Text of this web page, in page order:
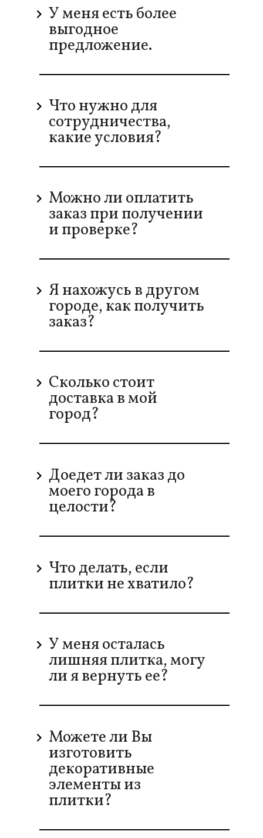
У меня есть более
выгодное
предложение.
Что нужно для
сотрудничества,
какие условия?
Можно ли оплатить
заказ при получении
и проверке?
Я нахожусь в другом
городе, как получить
заказ?
Сколько стоит
доставка в мой
город?
Доедет ли заказ до
моего города в
целости?
Что делать, если
плитки не хватило?
У меня осталась
лишняя плитка, могу
ли я вернуть ее?
Можете ли Вы
изготовить
декоративные
элементы из
плитки?